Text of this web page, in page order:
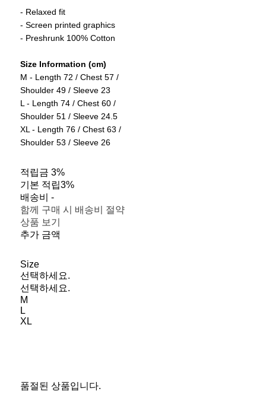
- Relaxed fit
- Screen printed graphics
- Preshrunk 100% Cotton
Size Information (cm)
M - Length 72 / Chest 57 /
Shoulder 49 / Sleeve 23
L - Length 74 / Chest 60 /
Shoulder 51 / Sleeve 24.5
XL - Length 76 / Chest 63 /
Shoulder 53 / Sleeve 26
적립금 3%
기본 적립3%
배송비 -
함께 구매 시 배송비 절약
상품 보기
추가 금액
Size
선택하세요.
선택하세요.
M
L
XL
품절된 상품입니다.